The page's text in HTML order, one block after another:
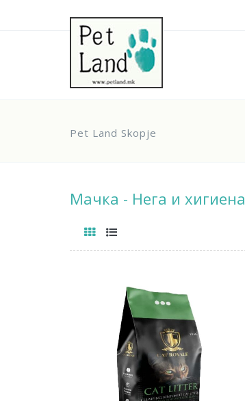
Pet Land Skopje
Мачка - Нега и хигиена